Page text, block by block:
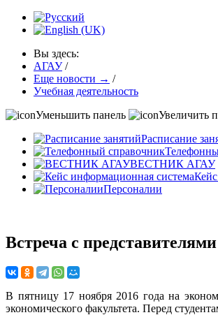
Вы здесь:
АГАУ /
Еще новости → /
Учебная деятельность
Уменьшить панель
Увеличить
Расписание
ВЕСТНИК АГАУ
Персоналии
Встреча с
В пятницу 17 ноября 2016 года на
экономического факультета. Перед